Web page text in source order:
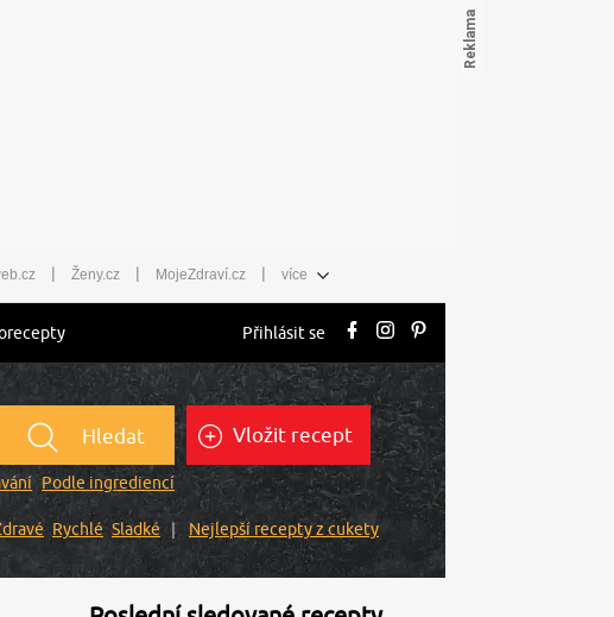
| Ženy.cz | MojeZdraví.cz | více
Přihlásit se
Hledat
Podle ingrediencí
Vložit recept
Rychlé Sladké
Nejlepší recepty z cukety